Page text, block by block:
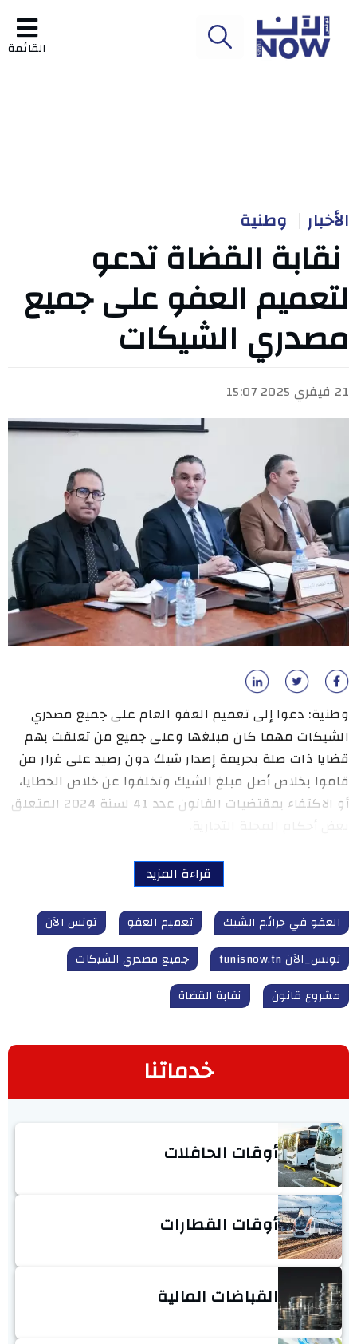
القائمة
الأخبار وطنية
نقابة القضاة تدعو
لتعميم العفو على جميع
مصدري الشيكات
21 فيفري 2025 15:07
وطنية: دعوا إلى تعميم العفو العام على جميع مصدري
الشيكات مهما كان مبلغها وعلى جميع من تعلقت بهم
قضايا ذات صلة بجريمة إصدار شيك دون رصيد على غرار من
قاموا بخلاص أصل مبلغ الشيك وتخلفوا عن خلاص الخطايا،
أو الاكتفاء بمقتضيات القانون عدد 41 لسنة 2024 المتعلق
قراءة المزيد
العفو في جرائم الشيك تعميم العفو
تونس الآن
تونس_الآن tunisnow.tn
جميع مصدري الشيكات
مشروع قانون
نقابة القضاة
خدماتنا
أوقات الحافلات
أوقات القطارات
القباضات المالية